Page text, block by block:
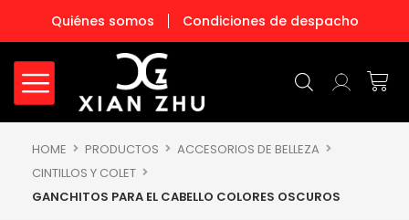
contenido
Quiénes somos Condiciones de despacho
HOME PRODUCTOS
ACCESORIOS DE BELLEZA
CINTILLOS Y COLET
GANCHITOS PARA EL CABELLO COLORES OSCUROS